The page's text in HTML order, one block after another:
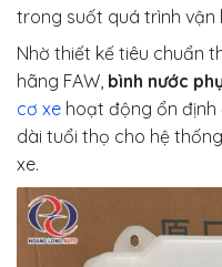
trong suốt quá trình vận
Nhờ thiết kế tiêu chuẩn
hãng FAW, bình nước
cơ xe hoạt động ổn định
dài tuổi thọ cho hệ
xe.